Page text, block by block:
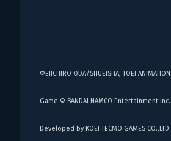
©EIICHIRO ODA/SHUEISHA, TOEI ANIMATION
Game © BANDAI NAMCO Entertainment Inc.
Developed by KOEI TECMO GAMES CO.,LTD.